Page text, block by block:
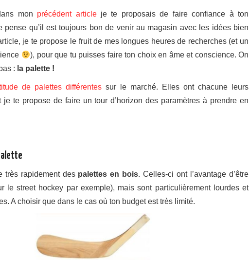
mon précédent articleje te proposais de faire confiance à ton
pense qu’il est toujours bon de venir au magasin avec les idées bien
je te propose le fruit de mes longues heures de recherches (et un
), pour que tu puisses faire ton choix en âme et conscience. On
: la palette !
de palettes différentes sur le marché. Elles ont chacune leurs
je te propose de faire un tour d’horizon des paramètres à prendre en
très rapidement des palettes en bois. Celles-ci ont l’avantage d’être
le street hockey par exemple), mais sont particulièrement lourdes et
A choisir que dans le cas où ton budget est très limité.